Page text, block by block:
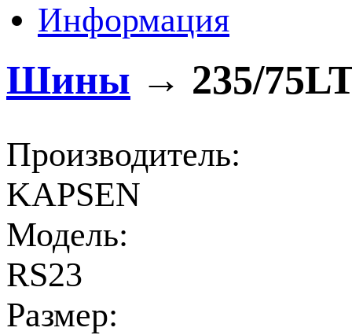
Информация
Шины → 235/
Производитель:
KAPSEN
Модель:
RS23
Размер: